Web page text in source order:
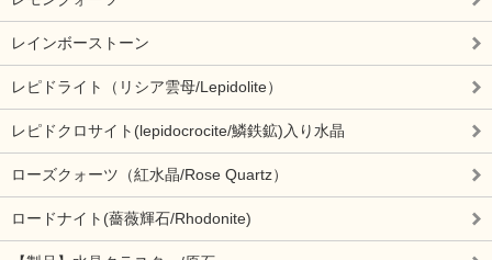
レインボーストーン
レピドライト（リシア雲母/Lepidolite）
レピドクロサイト(lepidocrocite/鱗鉄鉱)入り水晶
ローズクォーツ（紅水晶/Rose Quartz）
ロードナイト(薔薇輝石/Rhodonite)